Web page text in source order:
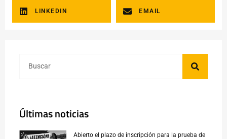
LINKEDIN EMAIL
Últimas noticias
Abierto el plazo de inscripción para la prueba de